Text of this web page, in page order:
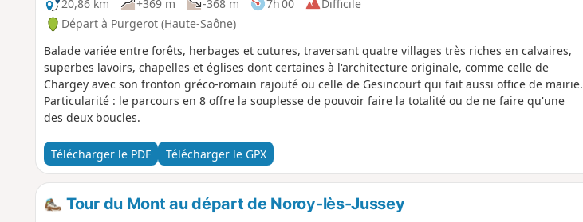
20,86 km
+369 m -368 m 7h 00
Difficile
Départ à Purgerot (Haute-Saône)
Balade variée entre forêts, herbages et cutures, traversant quatre villages très riches en calvaires,
superbes lavoirs, chapelles et églises dont certaines à l'architecture originale, comme celle de
Chargey avec son fronton gréco-romain rajouté ou celle de Gesincourt qui fait aussi office de mairie.
Particularité : le parcours en 8 offre la souplesse de pouvoir faire la totalité ou de ne faire qu'une
des deux boucles.
Télécharger le PDF Télécharger le GPX
Tour du Mont au départ de Noroy-lès-Jussey